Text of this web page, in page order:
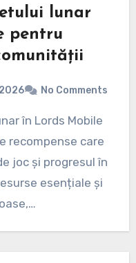
lunar
pentru
No Comments
recompense care
joc și progresul în
esențiale și